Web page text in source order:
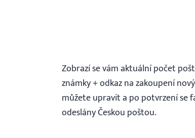
Zobrazí se vám aktuální počet
známky + odkaz na zakoupení
můžete upravit a po potvrzení se
odeslány Českou poštou.